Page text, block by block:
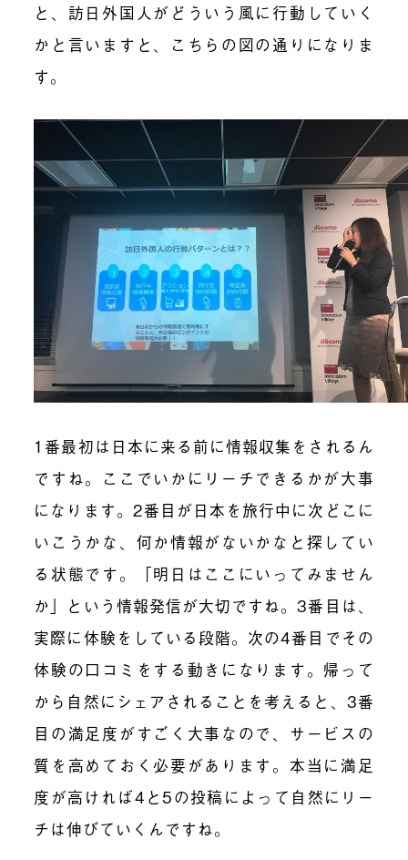
と、訪日外国人がどういう風に行動していく
かと言いますと、こちらの図の通りになりま
す。
1番最初は日本に来る前に情報収集をされるん
ですね。ここでいかにリーチできるかが大事
になります。2番目が日本を旅行中に次どこに
いこうかな、何か情報がないかなと探してい
る状態です。「明日はここにいってみません
か」という情報発信が大切ですね。3番目は、
実際に体験をしている段階。次の4番目でその
体験の口コミをする動きになります。帰って
から自然にシェアされることを考えると、3番
目の満足度がすごく大事なので、サービスの
質を高めておく必要があります。本当に満足
度が高ければ4と5の投稿によって自然にリー
チは伸びていくんですね。